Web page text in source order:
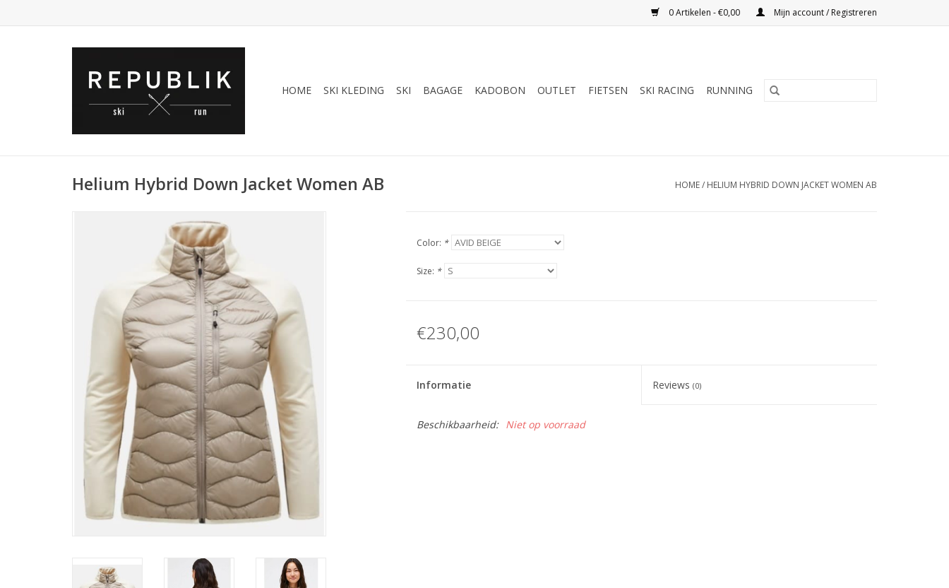
0 Artikelen - €0,00 Mijn account / Registreren
HOME SKI KLEDING SKI BAGAGE KADOBON OUTLET FIETSEN SKI RACING RUNNING
Helium Hybrid Down Jacket Women AB HOME/ HELIUM HYBRID DOWN JACKET WOMEN AB
Color: *
Size: *
€230,00
Informatie Reviews(0)
Beschikbaarheid: Niet op voorraad